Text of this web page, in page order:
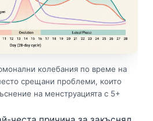
колебания по време на
срещани проблеми, които
на менструацията с 5+